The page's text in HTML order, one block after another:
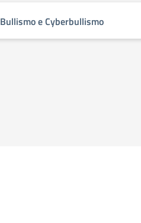
Bullismo e Cyberbullismo